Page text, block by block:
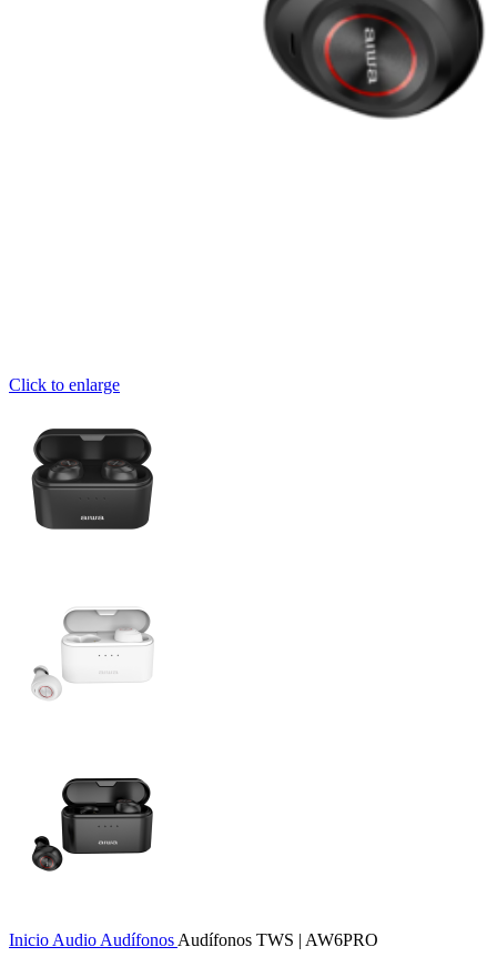
Click to enlarge
Inicio Audio Audífonos Audífonos TWS | AW6PRO